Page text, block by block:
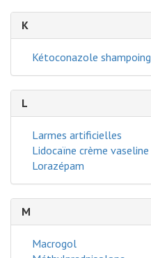
K
Kétoconazole shampoing
L
Larmes artificielles
Lidocaïne crème vaseline
Lorazépam
M
Macrogol